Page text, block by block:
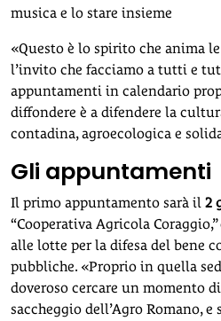
musica e lo stare insieme
«Questo è lo spirito che anima
l’invito che facciamo a tutti e
appuntamenti in calendario
diffondere è a difendere la
contadina, agroecologica e
Gli appuntamenti
Il primo appuntamento sarà il 2
“Cooperativa Agricola
alle lotte per la difesa del bene
pubbliche. «Proprio in quella
doveroso cercare un momento
saccheggio dell’Agro Romano, e